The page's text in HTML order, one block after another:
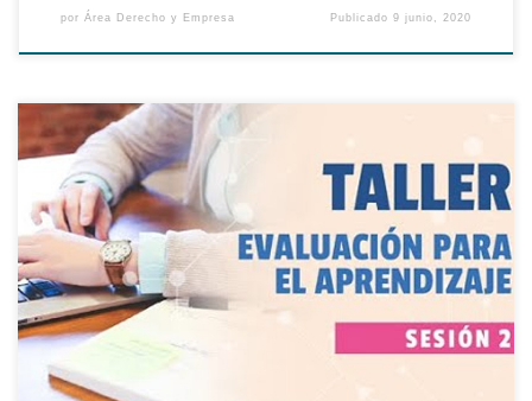
por Área Derecho y Empresa Publicado9 junio, 2020
El Vicerrectorado Académico (VRAC), en el marco del proceso de
virtualización y digitalización de los cursos del semestre 2020-1, viene
ofreciendo microtalleres como parte de las capacitaciones dirigidas a
todos los docentes que enseñan este ciclo en nuestra Universidad.
Además, puede acceder a las grabaciones de los microtalleres ofrecidos
como […]